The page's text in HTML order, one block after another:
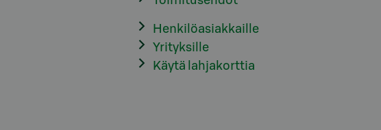
Henkilöasiakkaille
Yrityksille
Käytä lahjakorttia